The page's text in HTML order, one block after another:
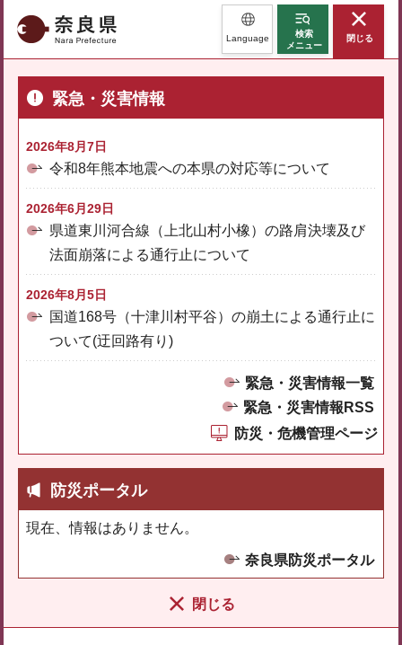
奈良県 Language
検索
メニュー
閉じる
緊急・災害情報
2026年8月7日
令和8年熊本地震への本県の対応等について
2026年6月29日
県道東川河合線（上北山村小橡）の路肩決壊及び
法面崩落による通行止について
2026年8月5日
国道168号（十津川村平谷）の崩土による通行止に
ついて(迂回路有り)
緊急・災害情報一覧
緊急・災害情報RSS
防災・危機管理ページ
防災ポータル
現在、情報はありません。
奈良県防災ポータル
閉じる